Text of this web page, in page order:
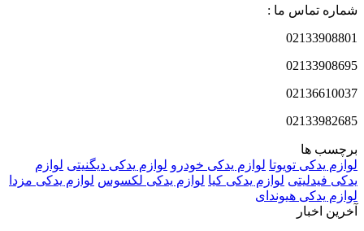
شماره تماس ما :
02133908801
02133908695
02136610037
02133982685
برچسب ها
لوازم یدکی تویوتا لوازم یدکی خودرو لوازم یدکی دیگنیتی لوازم
یدکی فیدلیتی لوازم یدکی کیا لوازم یدکی لکسوس لوازم یدکی مزدا
لوازم یدکی هیوندای
آخرین اخبار